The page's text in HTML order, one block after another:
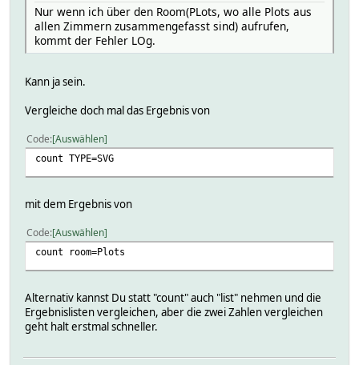
Nur wenn ich über den Room(PLots, wo alle Plots aus
allen Zimmern zusammengefasst sind) aufrufen,
kommt der Fehler LOg.
Kann ja sein.
Vergleiche doch mal das Ergebnis von
Code Auswählen
count TYPE=SVG
mit dem Ergebnis von
Code Auswählen
count room=Plots
Alternativ kannst Du statt "count" auch "list" nehmen und die
Ergebnislisten vergleichen, aber die zwei Zahlen vergleichen
geht halt erstmal schneller.